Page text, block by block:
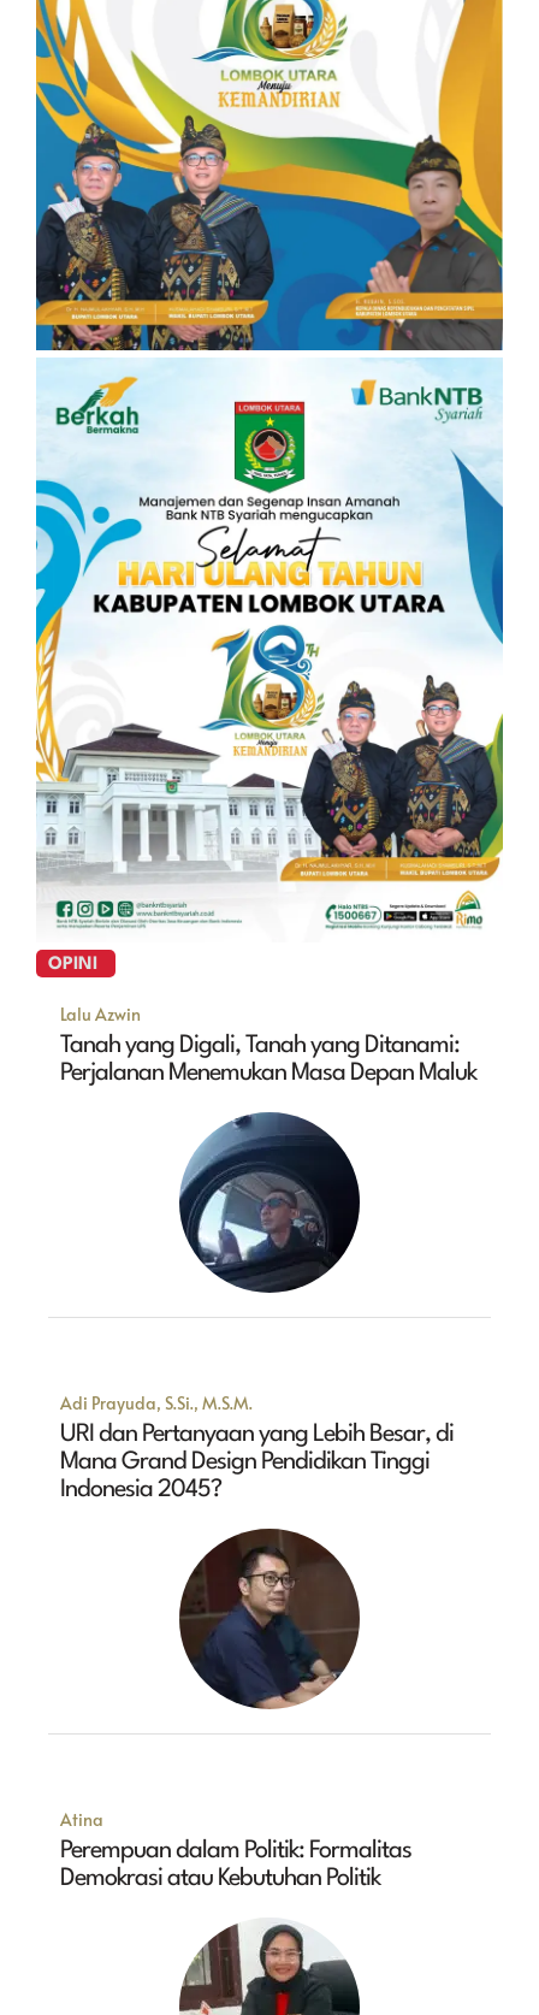
OPINI
Lalu Azwin
Tanah yang Digali, Tanah yang Ditanami:
Perjalanan Menemukan Masa Depan Maluk
Adi Prayuda, S.Si., M.S.M.
URI dan Pertanyaan yang Lebih Besar, di
Mana Grand Design Pendidikan Tinggi
Indonesia 2045?
Atina
Perempuan dalam Politik: Formalitas
Demokrasi atau Kebutuhan Politik